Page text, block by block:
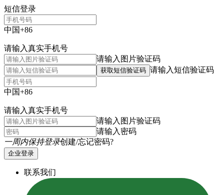
短信登录
中国+86
请输入真实手机号
请输入图片验证码
获取短信验证码 请输入短信验证码
中国+86
请输入真实手机号
请输入图片验证码
请输入密码
一周内保持登录创建/忘记密码?
企业登录
联系我们